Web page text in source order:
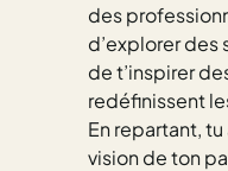
des
d’explorer
de t’inspirer
redéfinissent
En repartant,
vision de ton